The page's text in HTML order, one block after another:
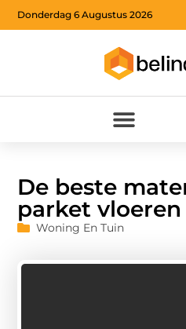
Donderdag 6 Augustus 2026
De beste
parket vloeren
Woning En Tuin